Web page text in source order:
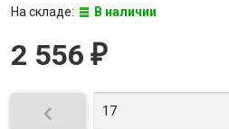
На складе: В наличии
2 556 ₽
